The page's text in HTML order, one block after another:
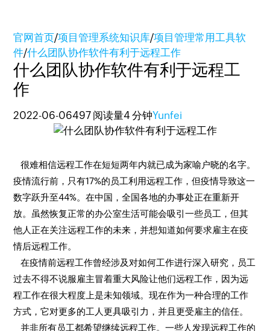
官网首页/项目管理系统知识库/项目管理常用工具软
件/什么团队协作软件有利于远程工作
什么团队协作软件有利于远程工
作
2022-06-06497 阅读量4 分钟Yunfei
很难相信远程工作在短短两年内就已成为家喻户晓的名字。
疫情流行前，只有17%的员工利用远程工作，但疫情导致这一
数字跃升至44%。在中国，全国各地的办事处正在重新开
放。虽然恢复正常的办公室生活可能会吸引一些员工，但其
他人正在关注远程工作的未来，并想知道如何要求雇主在疫
情后远程工作。
在疫情前远程工作曾经涉及对如何工作进行深入研究，员工
过去不得不说服雇主冒着重大风险让他们远程工作，因为远
程工作在很大程度上是未知领域。现在作为一种合理的工作
方式，它对更多的工人更具吸引力，并且更受雇主的信任。
并非所有员工都希望继续远程工作。一些人发现远​​程工作的